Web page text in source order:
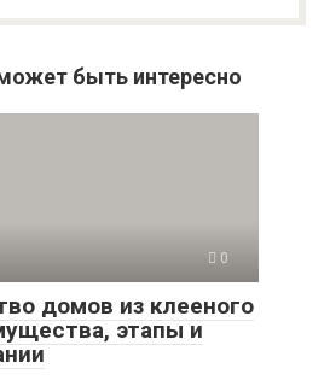
быть интересно
0
домов из клееного
этапы и